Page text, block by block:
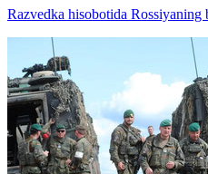
Razvedka hisobotida